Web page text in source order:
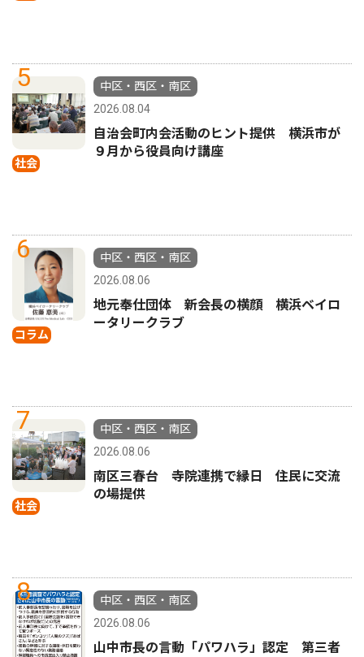
5
社会
中区・西区・南区
2026.08.04
自治会町内会活動のヒント提供 横浜市が
９月から役員向け講座
6
コラム
中区・西区・南区
2026.08.06
地元奉仕団体 新会長の横顔 横浜ベイロ
ータリークラブ
7
社会
中区・西区・南区
2026.08.06
南区三春台 寺院連携で縁日 住民に交流
の場提供
8
中区・西区・南区
2026.08.06
山中市長の言動「パワハラ」認定 第三者